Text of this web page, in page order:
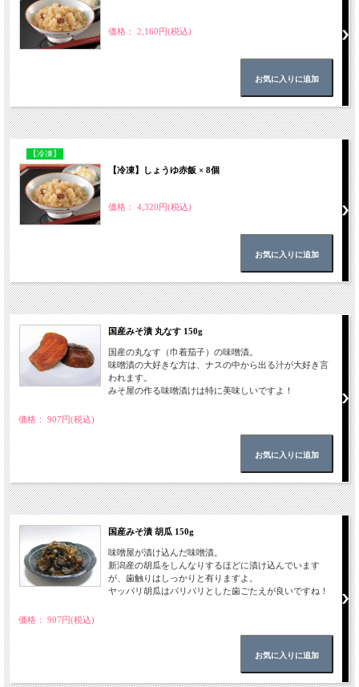
価格： 2,160円(税込)
【冷凍】
【冷凍】しょうゆ赤飯 × 8個
価格： 4,320円(税込)
国産みそ漬 丸なす 150g
国産の丸なす（巾着茄子）の味噌漬。
味噌漬の大好きな方は、ナスの中から出る汁が大好き言
われます。
みそ屋の作る味噌漬けは特に美味しいですよ！
価格： 907円(税込)
国産みそ漬 胡瓜 150g
味噌屋が漬け込んだ味噌漬。
新潟産の胡瓜をしんなりするほどに漬け込んでいます
が、歯触りはしっかりと有りますよ。
ヤッパリ胡瓜はパリパリとした歯ごたえが良いですね！
価格： 907円(税込)